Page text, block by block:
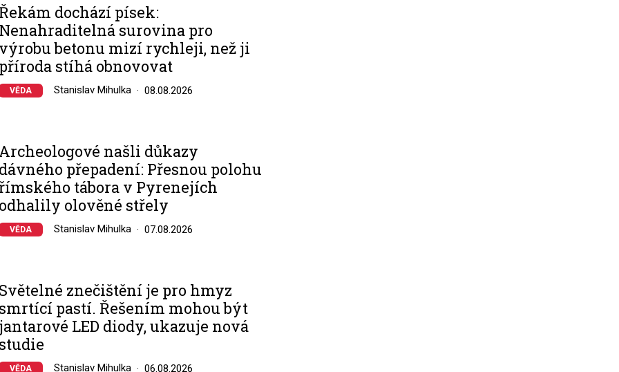
dochází písek:
surovina pro
betonu mizí rychleji, než ji
stíhá obnovovat
VĚDA Stanislav Mihulka 08.08.2026
našli důkazy
přepadení: Přesnou polohu
tábora v Pyrenejích
olověné střely
VĚDA Stanislav Mihulka 07.08.2026
znečištění je pro hmyz
pastí. Řešením mohou být
LED diody, ukazuje nová
VĚDA Stanislav Mihulka 06.08.2026